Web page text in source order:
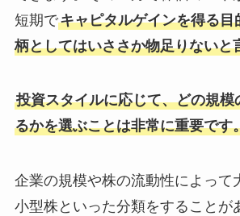
短期でキャピタルゲインを得る目
柄としてはいささか物足りないと
投資スタイルに応じて、どの規模
るかを選ぶことは非常に重要です
企業の規模や株の流動性によって
小型株といった分類をすることが